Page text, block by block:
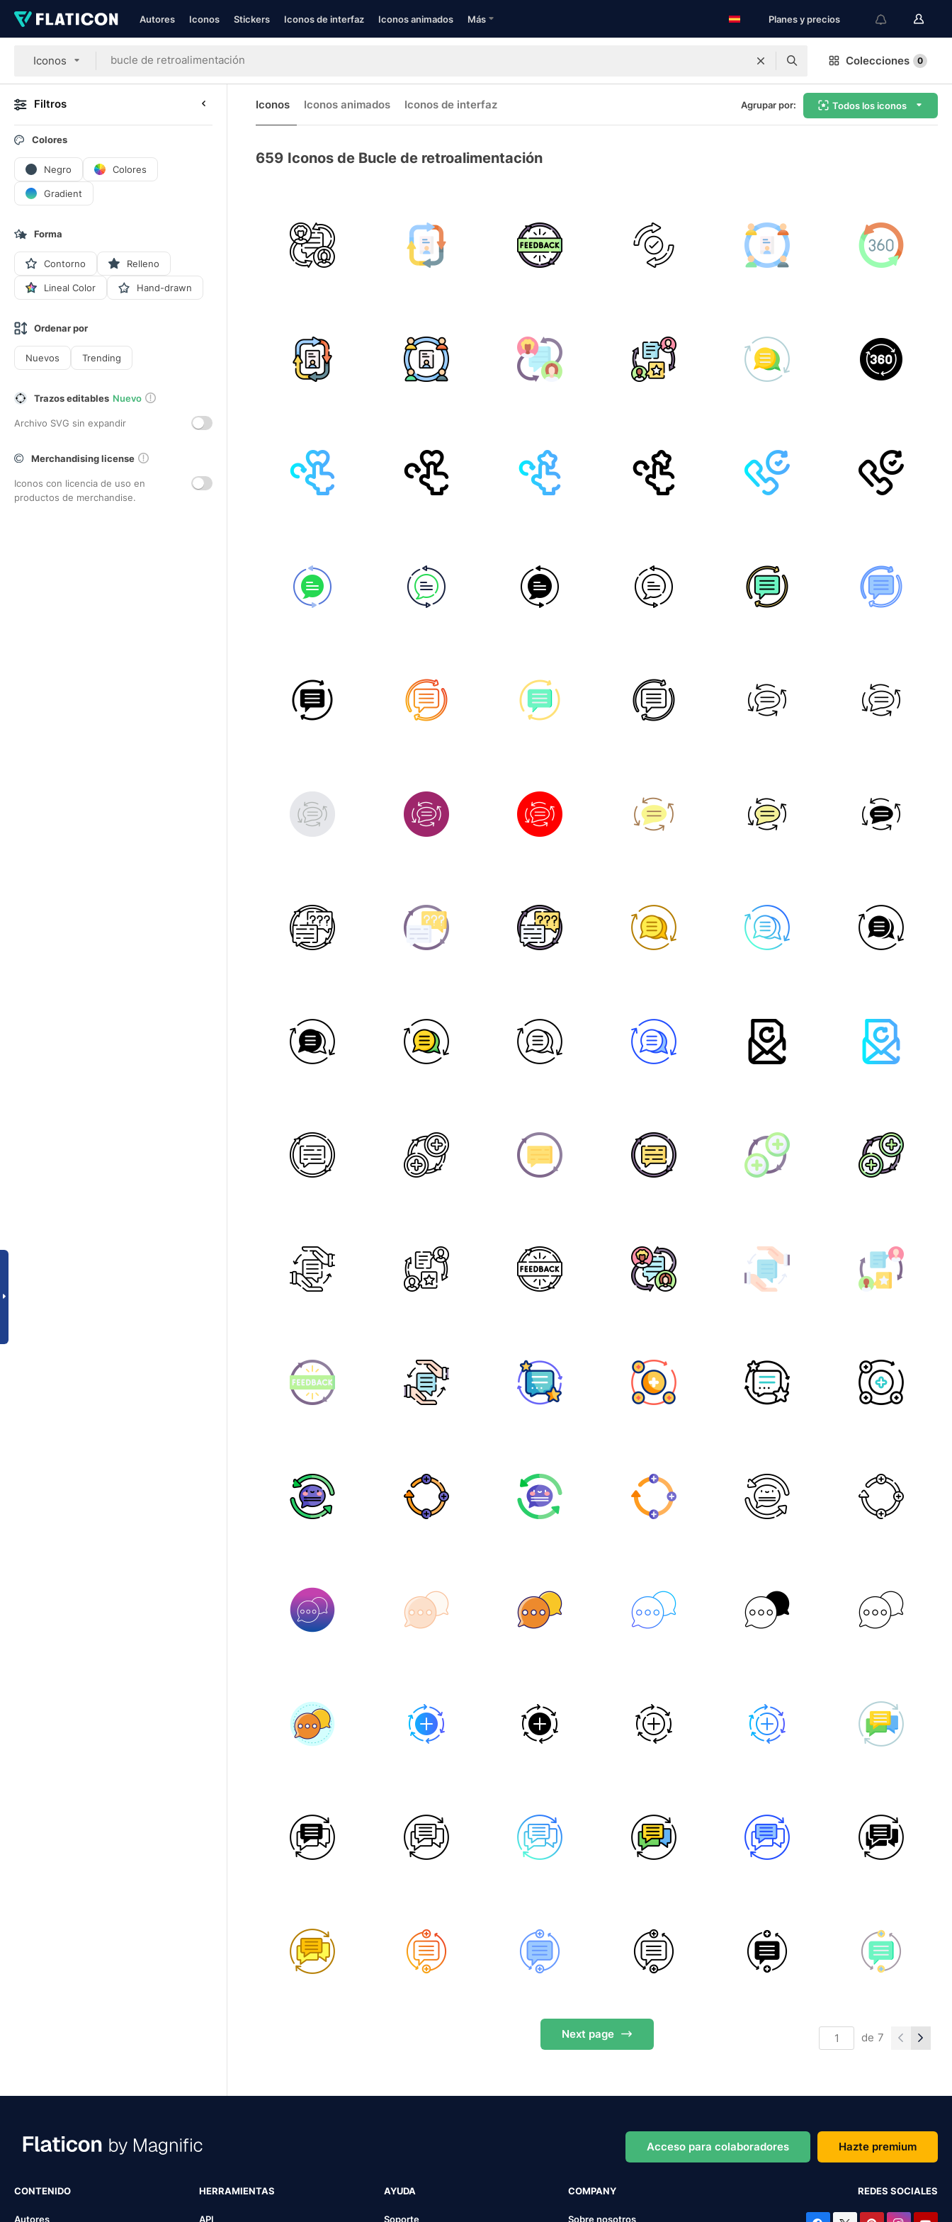
Autores Iconos Stickers Iconos de interfaz Iconos animados Más Planes y precios
Iconos Colecciones 0
Filtros
Colores
Negro Colores
Gradient
Forma
Contorno Relleno
Lineal Color Hand-drawn
Ordenar por
Nuevos Trending
Trazos editables Nuevo
Archivo SVG sin expandir
Merchandising license
Iconos con licencia de uso en
productos de merchandise.
Iconos Iconos animados Iconos de interfaz Agrupar por: Todos los iconos
659 Iconos de Bucle de retroalimentación
Next page de 7
Acceso para colaboradores Hazte premium
CONTENIDO
Autores
HERRAMIENTAS
API
AYUDA
Soporte
COMPANY
Sobre nosotros
REDES SOCIALES